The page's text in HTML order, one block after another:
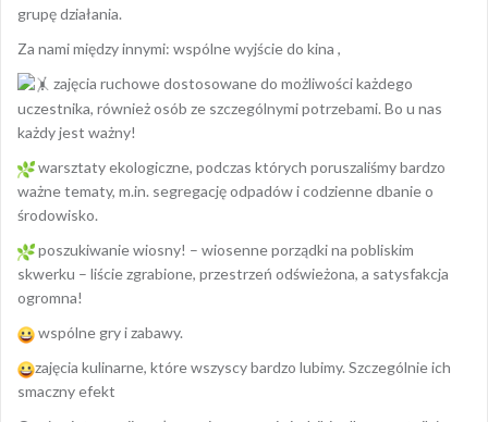
grupę działania.
Za nami między innymi: wspólne wyjście do kina ,
zajęcia ruchowe dostosowane do możliwości każdego
uczestnika, również osób ze szczególnymi potrzebami. Bo u nas
każdy jest ważny!
warsztaty ekologiczne, podczas których poruszaliśmy bardzo
ważne tematy, m.in. segregację odpadów i codzienne dbanie o
środowisko.
poszukiwanie wiosny! – wiosenne porządki na pobliskim
skwerku – liście zgrabione, przestrzeń odświeżona, a satysfakcja
ogromna!
wspólne gry i zabawy.
zajęcia kulinarne, które wszyscy bardzo lubimy. Szczególnie ich
smaczny efekt